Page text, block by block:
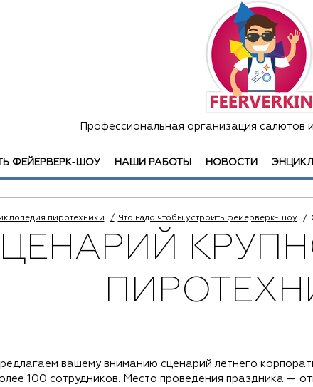
Профессиональная организация салютов
ФЕЙЕРВЕРК-ШОУ НАШИ РАБОТЫ НОВОСТИ
пиротехники Что надо чтобы устроить фейерверк-шоу
вашему вниманию сценарий летнего
100 сотрудников. Место проведения праздника —